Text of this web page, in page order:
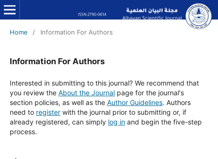
Home / Information For Authors
Information For Authors
Interested in submitting to this journal? We recommend that
you review the About the Journalpage for the journal's
section policies, as well as the Author Guidelines. Authors
need to registerwith the journal prior to submitting or, if
already registered, can simply log inand begin the five-step
process.